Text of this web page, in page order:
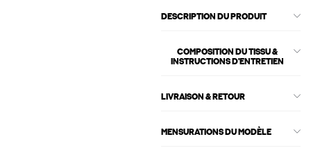
DESCRIPTION DU PRODUIT
COMPOSITION DU TISSU &
INSTRUCTIONS D'ENTRETIEN
LIVRAISON & RETOUR
MENSURATIONS DU MODÈLE